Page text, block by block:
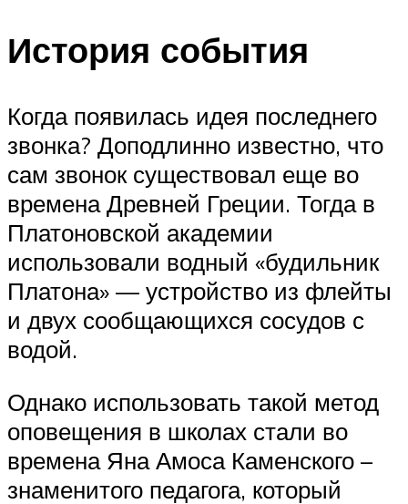
История события
Когда появилась идея последнего
звонка? Доподлинно известно, что
сам звонок существовал еще во
времена Древней Греции. Тогда в
Платоновской академии
использовали водный «будильник
Платона» — устройство из флейты
и двух сообщающихся сосудов с
водой.
Однако использовать такой метод
оповещения в школах стали во
времена Яна Амоса Каменского –
знаменитого педагога, который